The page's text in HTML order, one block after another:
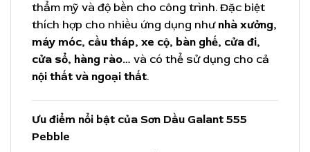
thẩm mỹ và độ bền cho công trình. Đặc biệt
thích hợp cho nhiều ứng dụng như nhà xưởng,
máy móc, cầu tháp, xe cộ, bàn ghế, cửa đi,
cửa sổ, hàng rào… và có thể sử dụng cho cả
nội thất và ngoại thất.
Ưu điểm nổi bật của Sơn Dầu Galant 555
Pebble